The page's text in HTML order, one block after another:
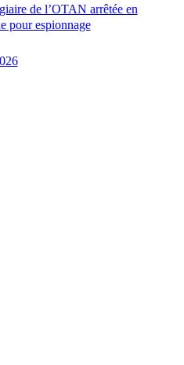
de l’OTAN arrêtée en
pour espionnage